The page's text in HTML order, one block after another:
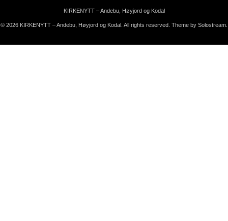
KIRKENYTT – Andebu, Høyjord og Kodal
© 2026 KIRKENYTT – Andebu, Høyjord og Kodal. All rights reserved. Theme by Solostream